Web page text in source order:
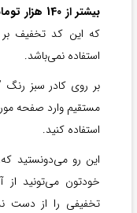
بیشتر از 140 هزار تومانی
که این کد تخفیف
استفاده نمی‌باشد.
بر روی کادر سبز رنگ
مستقیم وارد صفحه
استفاده کنید.
این رو می‌دونستید
خودتون می‌تونید
تخفیفی را از دست